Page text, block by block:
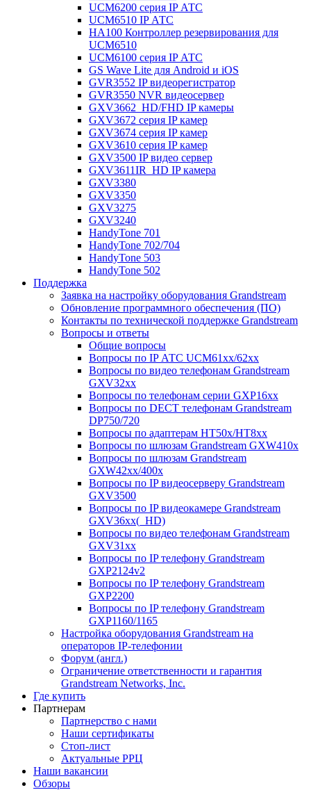
UCM6200 серия IP АТС
UCM6510 IP АТС
HA100 Контроллер резервирования для
UCM6510
UCM6100 серия IP АТС
GS Wave Lite для Android и iOS
GVR3552 IP видеорегистратор
GVR3550 NVR видеосервер
GXV3662_HD/FHD IP камеры
GXV3672 серия IP камер
GXV3674 серия IP камер
GXV3610 серия IP камер
GXV3500 IP видео сервер
GXV3611IR_HD IP камера
GXV3380
GXV3350
GXV3275
GXV3240
HandyTone 701
HandyTone 702/704
HandyTone 503
HandyTone 502
Поддержка
Заявка на настройку оборудования Grandstream
Обновление программного обеспечения (ПО)
Контакты по технической поддержке Grandstream
Вопросы и ответы
Общие вопросы
Вопросы по IP АТС UCM61xx/62xx
Вопросы по видео телефонам Grandstream
GXV32xx
Вопросы по телефонам серии GXP16xx
Вопросы по DECT телефонам Grandstream
DP750/720
Вопросы по адаптерам НТ50х/HT8xx
Вопросы по шлюзам Grandstream GXW410x
Вопросы по шлюзам Grandstream
GXW42xx/400x
Вопросы по IP видеосерверу Grandstream
GXV3500
Вопросы по IP видеокамере Grandstream
GXV36xx(_HD)
Вопросы по видео телефонам Grandstream
GXV31xx
Вопросы по IP телефону Grandstream
GXP2124v2
Вопросы по IP телефону Grandstream
GXP2200
Вопросы по IP телефону Grandstream
GXP1160/1165
Настройка оборудования Grandstream на
операторов IP-телефонии
Форум (англ.)
Ограничение ответственности и гарантия
Grandstream Networks, Inc.
Где купить
Партнерам
Партнерство с нами
Наши сертификаты
Стоп-лист
Актуальные РРЦ
Наши вакансии
Обзоры